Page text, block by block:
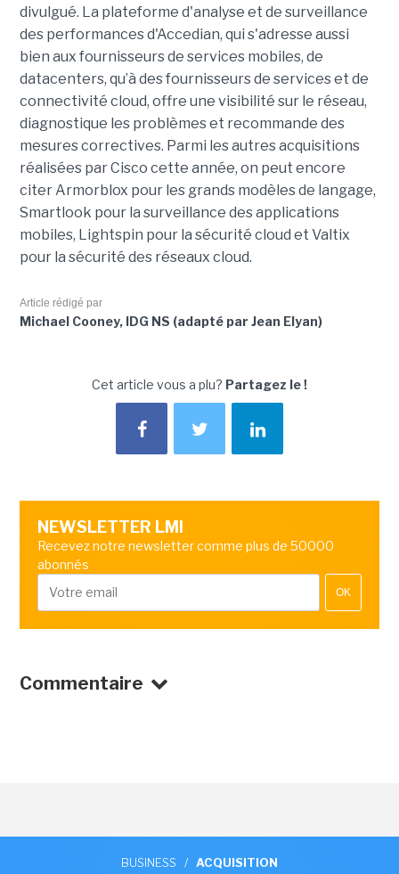
divulgué. La plateforme d'analyse et de surveillance
des performances d'Accedian, qui s'adresse aussi
bien aux fournisseurs de services mobiles, de
datacenters, qu’à des fournisseurs de services et de
connectivité cloud, offre une visibilité sur le réseau,
diagnostique les problèmes et recommande des
mesures correctives. Parmi les autres acquisitions
réalisées par Cisco cette année, on peut encore
citer Armorblox pour les grands modèles de langage,
Smartlook pour la surveillance des applications
mobiles, Lightspin pour la sécurité cloud et Valtix
pour la sécurité des réseaux cloud.
Article rédigé par
Michael Cooney, IDG NS (adapté par Jean Elyan)
Cet article vous a plu? Partagez le !
NEWSLETTER LMI
Recevez notre newsletter comme plus de 50000
abonnés
OK
Commentaire
BUSINESS / ACQUISITION